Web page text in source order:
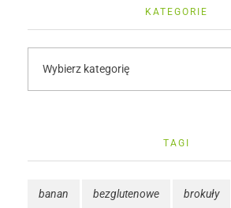
KATEGORIE
TAGI
banan bezglutenowe brokuły